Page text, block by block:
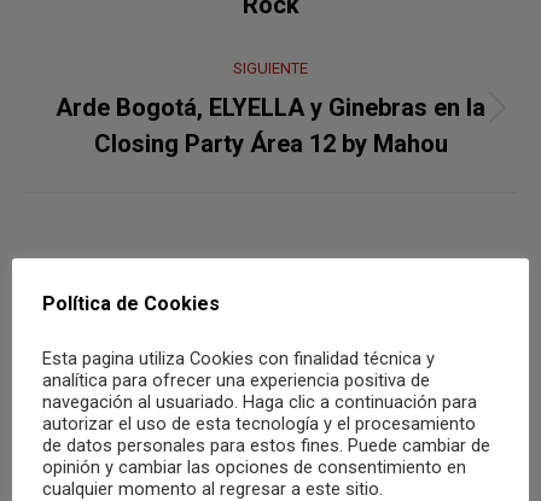
publicacionesanterior:
SIGUIENTE
Publicación
siguiente:
Arde Bogotá, ELYELLA y Ginebras en la
Closing Party Área 12 by Mahou
Tenéis una cita con Rigoberta Bandini
en Elche el próximo 12 de agosto
5 agosto, 2026
Murcia ON continúa este viernes 15 de
Política de Cookies
Esta pagina utiliza Cookies con finalidad técnica y
analítica para ofrecer una experiencia positiva de
navegación al usuariado. Haga clic a continuación para
autorizar el uso de esta tecnología y el procesamiento
de datos personales para estos fines. Puede cambiar de
opinión y cambiar las opciones de consentimiento en
cualquier momento al regresar a este sitio.